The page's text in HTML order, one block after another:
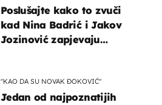
Poslušajte kako to zvuči
kad Nina Badrić i Jakov
Jozinović zapjevaju
"KAO DA SU NOVAK ĐOKOVIĆ"
Jedan od najpoznatijih